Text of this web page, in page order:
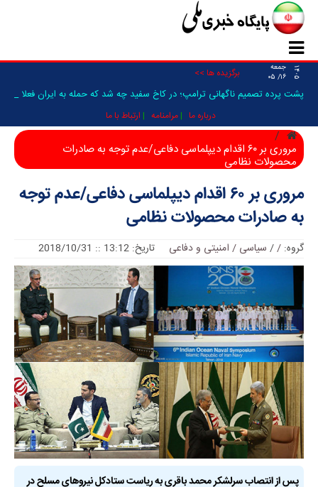
۱۴۰۵
جمعه
۱۶/ ۰۵
برگزیده ها >>
پشت پرده تصمیم ناگهانی ترامپ؛ در کاخ سفید چه شد که حمله به ایران فعلا
درباره ما مرامنامه ارتباط با ما
مروری بر ۶۰ اقدام دیپلماسی دفاعی/عدم توجه به صادرات
محصولات نظامی
مروری بر ۶۰ اقدام دیپلماسی دفاعی/عدم توجه
به صادرات محصولات نظامی
گروه: /
/ سیاسی / امنیتی و دفاعی تاریخ: 13:12 :: 2018/10/31
پس از انتصاب سرلشکر محمد باقری به ریاست ستادکل نیروهای مسلح در